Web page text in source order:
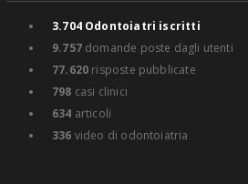
3.704Odontoiatri iscritti
9.757domande poste dagli utenti
77.620 risposte pubblicate
798 casi clinici
634 articoli
336 video di odontoiatria